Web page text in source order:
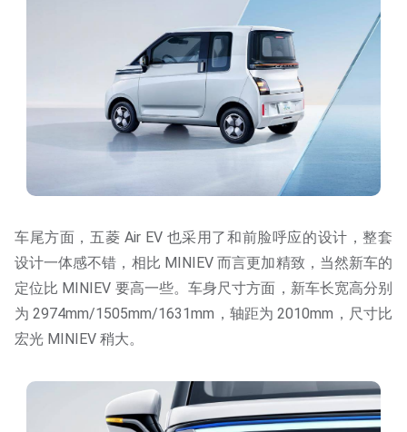
车尾方面，五菱 Air EV 也采用了和前脸呼应的设计，整套
设计一体感不错，相比 MINIEV 而言更加精致，当然新车的
定位比 MINIEV 要高一些。车身尺寸方面，新车长宽高分别
为 2974mm/1505mm/1631mm，轴距为 2010mm，尺寸比
宏光 MINIEV 稍大。